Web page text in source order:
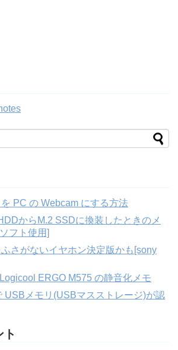
PC の Webcam にする方法
からM.2 SSDに換装したときのメ
フト使用]
さがないイヤホン決定版かも[sony
ERGO M575 の静音化メモ
USBメモリ(USBマスストレージ)が認